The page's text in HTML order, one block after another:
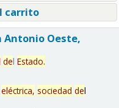
carrito
Antonio Oeste,
del Estado.
eléctrica, sociedad del